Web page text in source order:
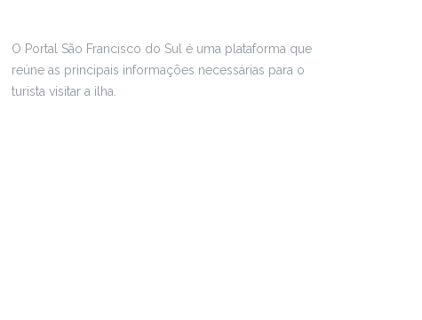
O Portal São Francisco do Sul é uma plataforma que
reúne as principais informações necessárias para o
turista visitar a ilha.